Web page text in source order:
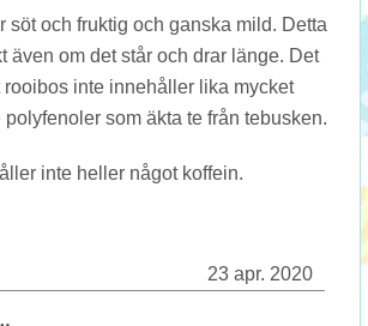
söt och fruktig och ganska mild. Detta
även om det står och drar länge. Det
rooibos inte innehåller lika mycket
som äkta te från tebusken.
inte heller något koffein.
23 apr. 2020